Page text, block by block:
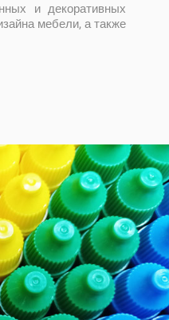
и декоративных
мебели, а также